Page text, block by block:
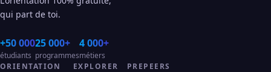
qui part de toi.
+50 000
étudiants
25 000+
programmes
4 000+
métiers
ORIENTATION
EXPLORER PREPEERS